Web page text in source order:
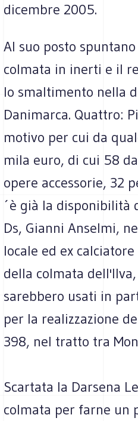
dicembre 2005.
Al suo posto
colmata in inerti e il
lo smaltimento nella
Danimarca. Quattro:
motivo per cui da
mila euro, di cui 58
opere accessorie, 32
´è già la disponibilità
Ds, Gianni Anselmi,
locale ed ex
della colmata
sarebbero usati in
per la realizzazione
398, nel tratto tra
Scartata la Darsena
colmata per farne un